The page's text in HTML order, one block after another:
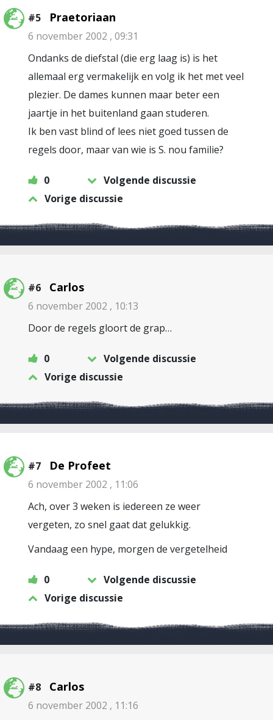
#5 Praetoriaan
6 november 2002 , 09:31
Ondanks de diefstal (die erg laag is) is het
allemaal erg vermakelijk en volg ik het met veel
plezier. De dames kunnen maar beter een
jaartje in het buitenland gaan studeren.
Ik ben vast blind of lees niet goed tussen de
regels door, maar van wie is S. nou familie?
0
Volgende discussie
Vorige discussie
#6 Carlos
6 november 2002 , 10:13
Door de regels gloort de grap…
0
Volgende discussie
Vorige discussie
#7 De Profeet
6 november 2002 , 11:06
Ach, over 3 weken is iedereen ze weer
vergeten, zo snel gaat dat gelukkig.
Vandaag een hype, morgen de vergetelheid
0
Volgende discussie
Vorige discussie
#8 Carlos
6 november 2002 , 11:16